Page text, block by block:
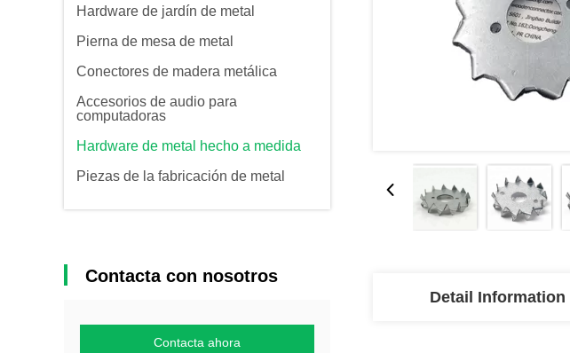
Hardware de jardín de metal
Pierna de mesa de metal
Conectores de madera metálica
Accesorios de audio para
computadoras
Hardware de metal hecho a medida
Piezas de la fabricación de metal
Contacta con nosotros
Contacta ahora
Detail Information